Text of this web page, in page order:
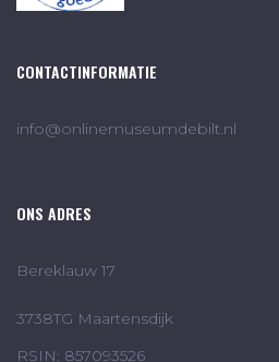
CONTACTINFORMATIE
info@onlinemuseumdebilt.nl
ONS ADRES
Bereklauw 17
3738TG Maartensdijk
RSIN: 857093526